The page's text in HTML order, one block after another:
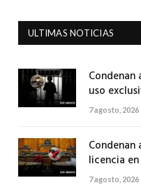
ULTIMAS NOTICIAS
uso
7 agosto, 2026
licencia
7 agosto, 2026